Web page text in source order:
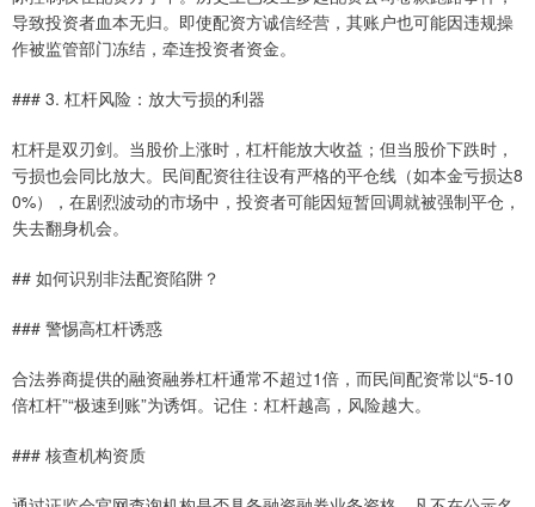
导致投资者血本无归。即使配资方诚信经营，其账户也可能因违规操
作被监管部门冻结，牵连投资者资金。
### 3. 杠杆风险：放大亏损的利器
杠杆是双刃剑。当股价上涨时，杠杆能放大收益；但当股价下跌时，
亏损也会同比放大。民间配资往往设有严格的平仓线（如本金亏损达8
0%），在剧烈波动的市场中，投资者可能因短暂回调就被强制平仓，
失去翻身机会。
## 如何识别非法配资陷阱？
### 警惕高杠杆诱惑
合法券商提供的融资融券杠杆通常不超过1倍，而民间配资常以“5-10
倍杠杆”“极速到账”为诱饵。记住：杠杆越高，风险越大。
### 核查机构资质